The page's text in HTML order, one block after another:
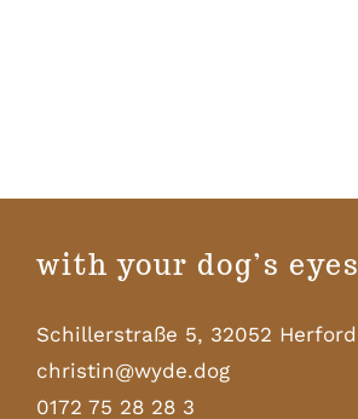
with your dog’s eyes
Schillerstraße 5, 32052 Herford
christin@wyde.dog
0172 75 28 28 3